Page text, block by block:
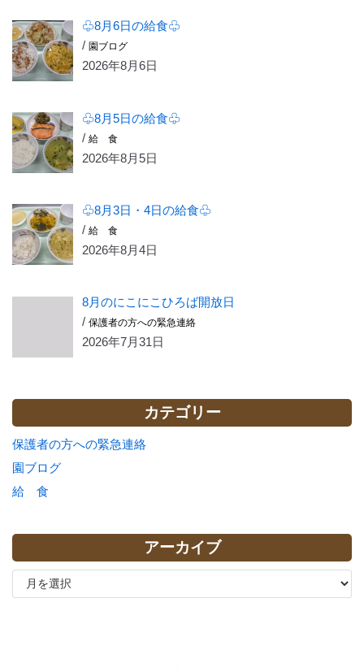
♧8月6日の給食♧
/園ブログ
2026年8月6日
♧8月5日の給食♧
/給 食
2026年8月5日
♧8月3日・4日の給食♧
/給 食
2026年8月4日
8月のにこにこひろば開放日
/保護者の方への緊急連絡
2026年7月31日
カテゴリー
保護者の方への緊急連絡
園ブログ
給 食
アーカイブ